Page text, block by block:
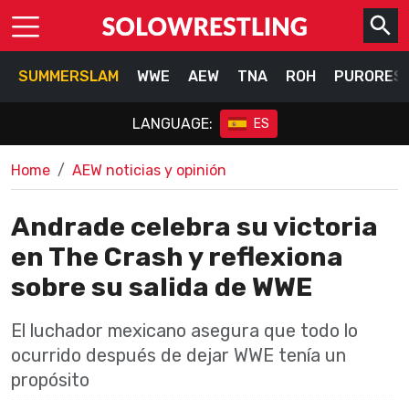
SUMMERSLAM WWE AEW TNA ROH
LANGUAGE: ES
Home AEW noticias y opinión
Andrade celebra su victoria
en The Crash y reflexiona
sobre su salida de WWE
El luchador mexicano asegura que todo lo
ocurrido después de dejar WWE tenía un
propósito